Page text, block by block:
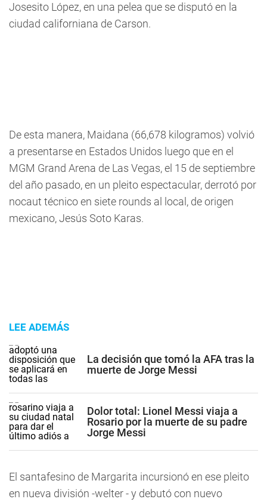
Josesito López, en una pelea que se disputó en la
ciudad californiana de Carson.
De esta manera, Maidana (66,678 kilogramos) volvió
a presentarse en Estados Unidos luego que en el
MGM Grand Arena de Las Vegas, el 15 de septiembre
del año pasado, en un pleito espectacular, derrotó por
nocaut técnico en siete rounds al local, de origen
mexicano, Jesús Soto Karas.
LEE ADEMÁS
La decisión que tomó la AFA tras la
muerte de Jorge Messi
Dolor total: Lionel Messi viaja a
Rosario por la muerte de su padre
Jorge Messi
El santafesino de Margarita incursionó en ese pleito
en nueva división -welter - y debutó con nuevo